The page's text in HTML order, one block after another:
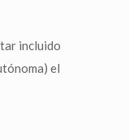
incluido
el